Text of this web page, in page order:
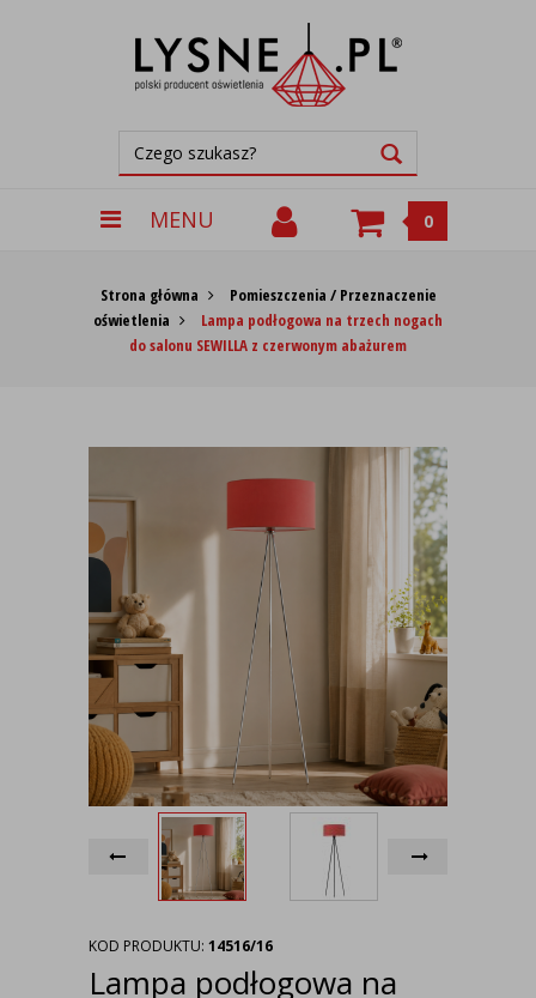
MENU 0
Strona główna
Pomieszczenia / Przeznaczenie
oświetlenia
Lampa podłogowa na trzech nogach
do salonu SEWILLA z czerwonym abażurem
KOD PRODUKTU: 14516/16
Lampa podłogowa na